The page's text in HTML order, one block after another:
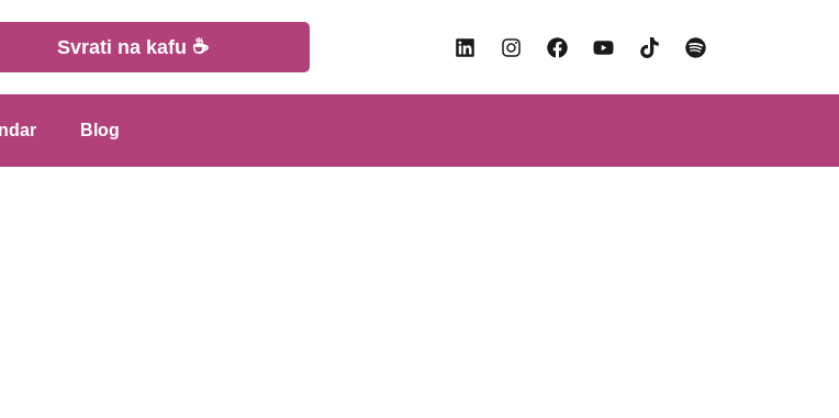
Svrati na kafu ☕
Blog